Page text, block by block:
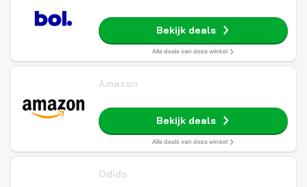
Bekijk deals
Alle deals van deze winkel
Amazon
Bekijk deals
Alle deals van deze winkel
Odido